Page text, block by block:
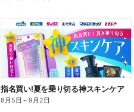
指名買い!夏を乗り切る神スキンケア
8月5日 ～9月2日